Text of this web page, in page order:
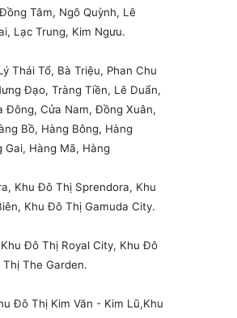
Tâm, Ngõ Quỳnh, Lê
Lạc Trung, Kim Ngưu.
Thái Tổ, Bà Triệu, Phan Chu
Đạo, Tràng Tiền, Lê Duẩn,
Đông, Cửa Nam, Đồng Xuân,
Bồ, Hàng Bông, Hàng
Gai, Hàng Mã, Hàng
Khu Đô Thị Sprendora, Khu
Khu Đô Thị Gamuda City.
Đô Thị Royal City, Khu Đô
The Garden.
Đô Thị Kim Văn - Kim Lũ,Khu